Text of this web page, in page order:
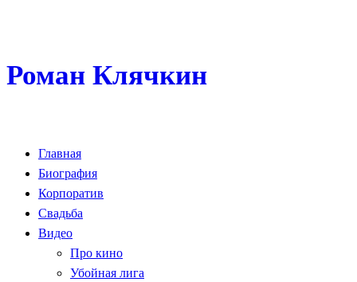
Роман Клячкин
Главная
Биография
Корпоратив
Свадьба
Видео
Про кино
Убойная лига